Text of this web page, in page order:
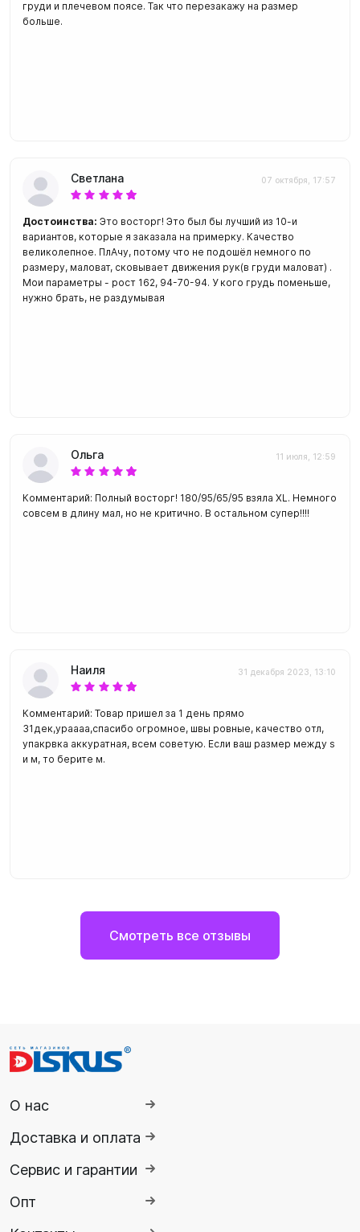
груди и плечевом поясе. Так что перезакажу на размер
больше.
Светлана 07 октября, 17:57
Достоинства: Это восторг! Это был бы лучший из 10-и
вариантов, которые я заказала на примерку. Качество
великолепное. ПлАчу, потому что не подошёл немного по
размеру, маловат, сковывает движения рук(в груди маловат) .
Мои параметры - рост 162, 94-70-94. У кого грудь поменьше,
нужно брать, не раздумывая
Ольга 11 июля, 12:59
Комментарий: Полный восторг! 180/95/65/95 взяла XL. Немного
совсем в длину мал, но не критично. В остальном супер!!!!
Наиля 31 декабря 2023, 13:10
Комментарий: Товар пришел за 1 день прямо
31дек,ураааа,спасибо огромное, швы ровные, качество отл,
упакрвка аккуратная, всем советую. Если ваш размер между s
и м, то берите м.
Смотреть все отзывы
О нас
Доставка и оплата
Сервис и гарантии
Опт